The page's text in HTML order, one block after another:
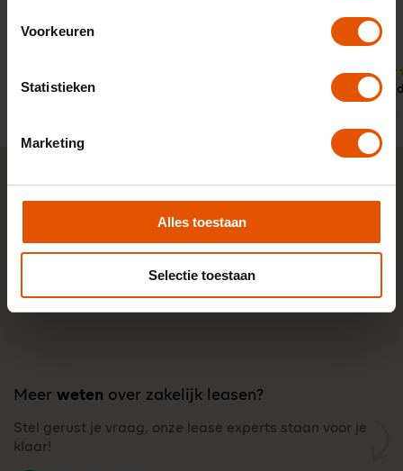
Voorkeuren
Statistieken
Marketing
Alles toestaan
Selectie toestaan
perfect!"
10 Door:
DFDS, Vlaardingen 9 Door:
Meer weten over zakelijk leasen?
Stel gerust je vraag, onze lease experts staan voor je
klaar!